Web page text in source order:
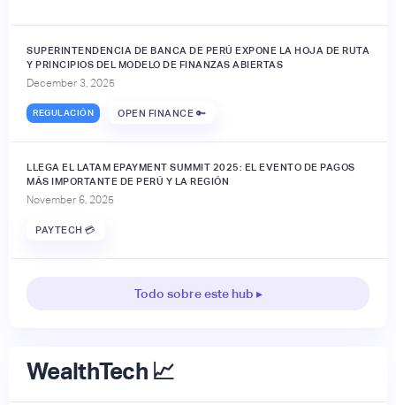
SUPERINTENDENCIA DE BANCA DE PERÚ EXPONE LA HOJA DE RUTA
Y PRINCIPIOS DEL MODELO DE FINANZAS ABIERTAS
December 3, 2025
REGULACIÓN OPEN FINANCE 🔑
LLEGA EL LATAM EPAYMENT SUMMIT 2025: EL EVENTO DE PAGOS
MÁS IMPORTANTE DE PERÚ Y LA REGIÓN
November 6, 2025
PAYTECH 💳
Todo sobre este hub ▸
WealthTech 📈